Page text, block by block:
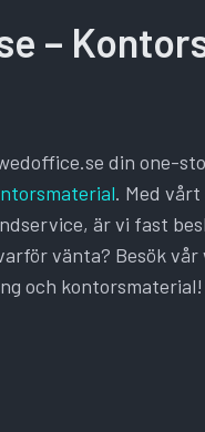
–
din one-
. Med
är vi fast
vänta? Besök
och kontorsmaterial!